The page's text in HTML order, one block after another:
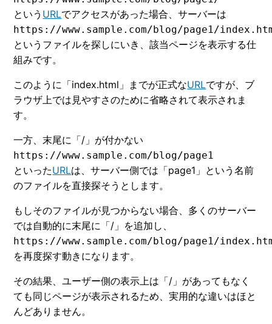
という URLでアクセスがあった場合、サーバーは
https://www.sample.com/blog/page1/
というファイルを探しにいき、該当ページを表示する仕
組みです。
このように「index.html」までが正式なURLですが、ブ
ラウザ上では見やすさのために省略されて表示されま
す。
一方、末尾に「/」が付かない
https://www.sample.com/blog/page1
といったURLは、サーバー側では「page1」という名前
のファイルを直接探そうとします。
もしそのファイルが見つからない場合、多くのサーバー
では自動的に末尾に「/」を追加し、
https://www.sample.com/blog/page1/
を再度探す動きになります。
その結果、ユーザー側の表示上は「/」があってもなく
ても同じページが表示されるため、実用的な違いはほと
んどありません。